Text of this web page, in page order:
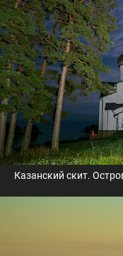
Казанский скит.